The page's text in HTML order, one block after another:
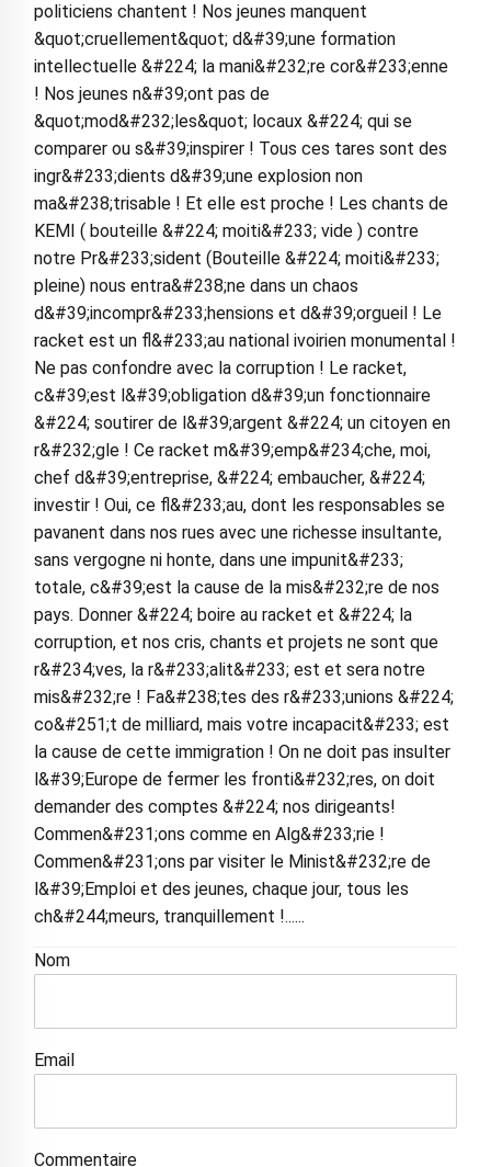
politiciens chantent ! Nos jeunes manquent
&quot;cruellement&quot; d&#39;une formation
intellectuelle &#224; la mani&#232;re cor&#233;enne
! Nos jeunes n&#39;ont pas de
&quot;mod&#232;les&quot; locaux &#224; qui se
comparer ou s&#39;inspirer ! Tous ces tares sont des
ingr&#233;dients d&#39;une explosion non
ma&#238;trisable ! Et elle est proche ! Les chants de
KEMI ( bouteille &#224; moiti&#233; vide ) contre
notre Pr&#233;sident (Bouteille &#224; moiti&#233;
pleine) nous entra&#238;ne dans un chaos
d&#39;incompr&#233;hensions et d&#39;orgueil ! Le
racket est un fl&#233;au national ivoirien monumental !
Ne pas confondre avec la corruption ! Le racket,
c&#39;est l&#39;obligation d&#39;un fonctionnaire
&#224; soutirer de l&#39;argent &#224; un citoyen en
r&#232;gle ! Ce racket m&#39;emp&#234;che, moi,
chef d&#39;entreprise, &#224; embaucher, &#224;
investir ! Oui, ce fl&#233;au, dont les responsables se
pavanent dans nos rues avec une richesse insultante,
sans vergogne ni honte, dans une impunit&#233;
totale, c&#39;est la cause de la mis&#232;re de nos
pays. Donner &#224; boire au racket et &#224; la
corruption, et nos cris, chants et projets ne sont que
r&#234;ves, la r&#233;alit&#233; est et sera notre
mis&#232;re ! Fa&#238;tes des r&#233;unions &#224;
co&#251;t de milliard, mais votre incapacit&#233; est
la cause de cette immigration ! On ne doit pas insulter
l&#39;Europe de fermer les fronti&#232;res, on doit
demander des comptes &#224; nos dirigeants!
Commen&#231;ons comme en Alg&#233;rie !
Commen&#231;ons par visiter le Minist&#232;re de
l&#39;Emploi et des jeunes, chaque jour, tous les
ch&#244;meurs, tranquillement !......
Nom
Email
Commentaire